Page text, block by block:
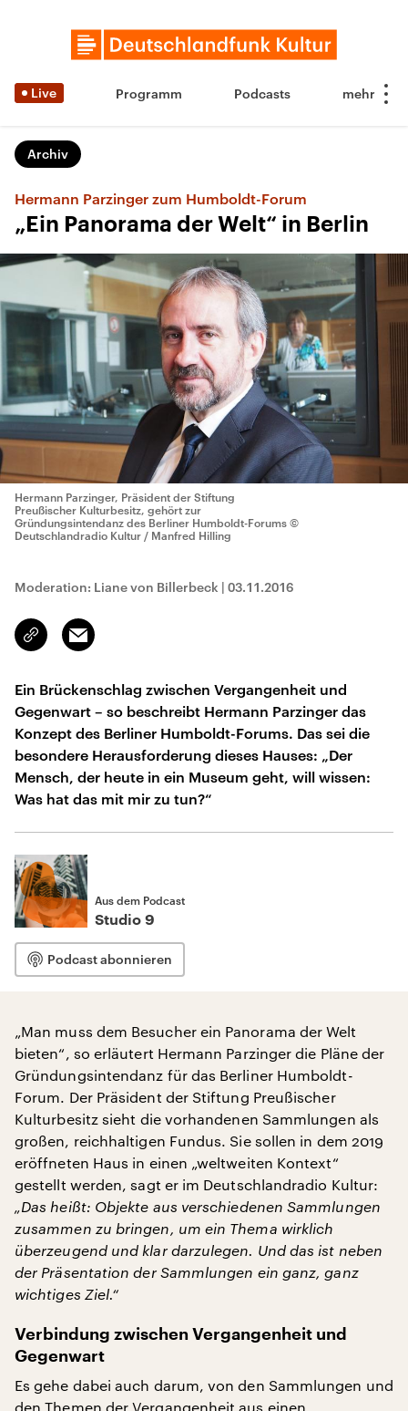
Live Programm Podcasts
Archiv
Hermann Parzinger zum Humboldt-Forum
„Ein Panorama der Welt“ in Berlin
Hermann Parzinger, Präsident der Stiftung
Preußischer Kulturbesitz, gehört zur
Gründungsintendanz des Berliner Humboldt-Forums ©
Deutschlandradio Kultur / Manfred Hilling
Moderation: Liane von Billerbeck | 03.11.2016
Link
kopieren/teilen
Email
Ein Brückenschlag zwischen Vergangenheit und
Gegenwart – so beschreibt Hermann Parzinger das
Konzept des Berliner Humboldt-Forums. Das sei die
besondere Herausforderung dieses Hauses: „Der
Mensch, der heute in ein Museum geht, will wissen:
Was hat das mit mir zu tun?“
Aus dem Podcast
Studio 9
Podcast abonnieren
„Man muss dem Besucher ein Panorama der Welt
bieten“, so erläutert Hermann Parzinger die Pläne der
Gründungsintendanz für das Berliner Humboldt-
Forum. Der Präsident der Stiftung Preußischer
Kulturbesitz sieht die vorhandenen Sammlungen als
großen, reichhaltigen Fundus. Sie sollen in dem 2019
eröffneten Haus in einen „weltweiten Kontext“
gestellt werden, sagt er im Deutschlandradio Kultur:
„Das heißt: Objekte aus verschiedenen Sammlungen
zusammen zu bringen, um ein Thema wirklich
überzeugend und klar darzulegen. Und das ist neben
der Präsentation der Sammlungen ein ganz, ganz
wichtiges Ziel.“
Verbindung zwischen Vergangenheit und
Gegenwart
Es gehe dabei auch darum, von den Sammlungen und
den Themen der Vergangenheit aus einen